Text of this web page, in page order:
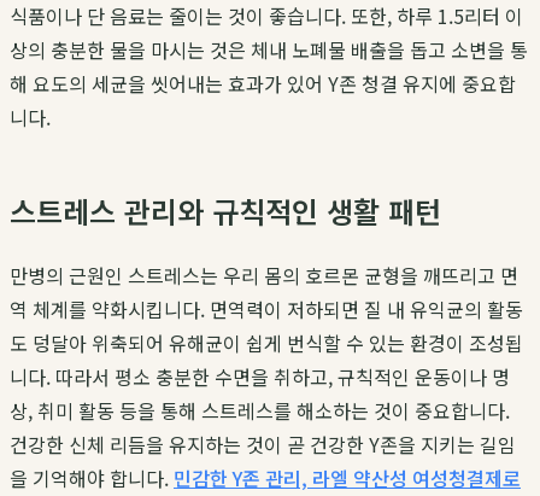
식품이나 단 음료는 줄이는 것이 좋습니다. 또한, 하루 1.5리터 이
상의 충분한 물을 마시는 것은 체내 노폐물 배출을 돕고 소변을 통
해 요도의 세균을 씻어내는 효과가 있어 Y존 청결 유지에 중요합
니다.
스트레스 관리와 규칙적인 생활 패턴
만병의 근원인 스트레스는 우리 몸의 호르몬 균형을 깨뜨리고 면
역 체계를 약화시킵니다. 면역력이 저하되면 질 내 유익균의 활동
도 덩달아 위축되어 유해균이 쉽게 번식할 수 있는 환경이 조성됩
니다. 따라서 평소 충분한 수면을 취하고, 규칙적인 운동이나 명
상, 취미 활동 등을 통해 스트레스를 해소하는 것이 중요합니다.
건강한 신체 리듬을 유지하는 것이 곧 건강한 Y존을 지키는 길임
을 기억해야 합니다. 민감한 Y존 관리, 라엘 약산성 여성청결제로